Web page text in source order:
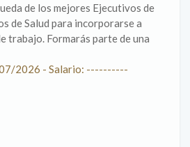
de los mejores Ejecutivos de
de Salud para incorporarse a
trabajo. Formarás parte de una
2026 - Salario: ----------